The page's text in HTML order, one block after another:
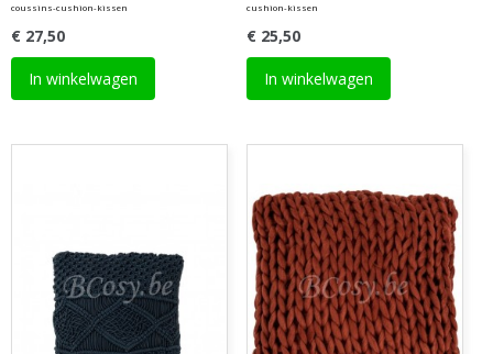
coussins-cushion-kissen
€ 27,50
In winkelwagen
cushion-kissen
€ 25,50
In winkelwagen